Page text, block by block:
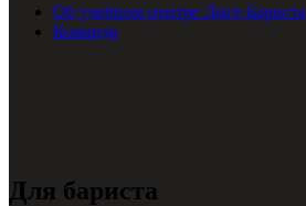
Об учебном центре Лиге Бариста
Команда
Для бариста